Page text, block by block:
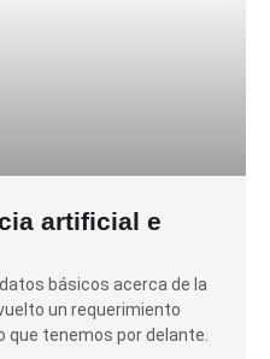
artificial e
básicos acerca de la
un requerimiento
tenemos por delante.